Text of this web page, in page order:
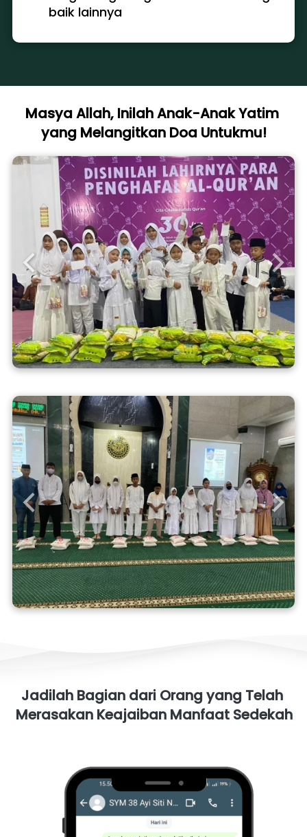
baik lainnya
Masya Allah, Inilah Anak-Anak Yatim
yang Melangitkan Doa Untukmu!
Jadilah Bagian dari Orang yang Telah
Merasakan Keajaiban Manfaat Sedekah